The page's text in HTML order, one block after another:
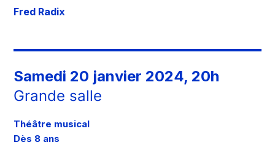
Fred Radix
Samedi 20 janvier 2024, 20h
Grande salle
Théâtre musical
Dès 8 ans